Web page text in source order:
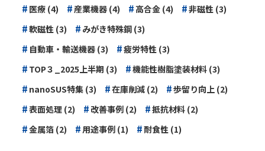
# 医療 (4) # 産業機器 (4) # 高合金 (4) #非磁性 (3)
#軟磁性 (3) # みがき特殊鋼 (3)
# 自動車・輸送機器 (3) #疲労特性 (3)
# TOP３_2025上半期 (3) #機能性樹脂塗装材料 (3)
# nanoSUS特集 (3) #在庫削減 (2) #歩留り向上 (2)
#表面処理 (2) # 改善事例 (2) #抵抗材料 (2)
#金属箔 (2) # 用途事例 (1) #耐食性 (1)